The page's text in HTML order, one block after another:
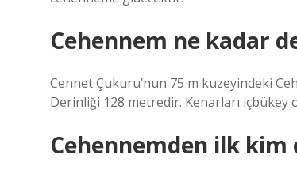
Cehennem ne kadar
Cennet Çukuru’nun 75 m kuzeyindeki
Derinliği 128 metredir. Kenarları
Cehennemden ilk kim